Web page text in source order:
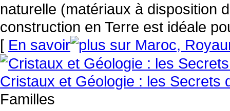
naturelle (matériaux à disposition
construction en Terre est idéale
[ En savoir
Cristaux et Géologie : les Secrets
Familles